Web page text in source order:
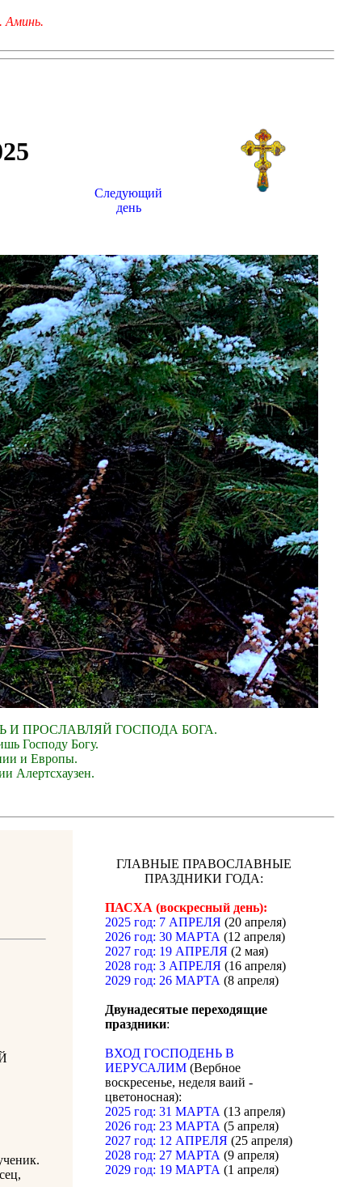
Аминь.
Следующий
день
И ПРОСЛАВЛЯЙ ГОСПОДА БОГА.
Господу Богу.
и Европы.
Алертсхаузен.
ГЛАВНЫЕ ПРАВОСЛАВНЫЕ
ПРАЗДНИКИ ГОДА:
ПАСХА (воскресный день):
2025 год: 7 АПРЕЛЯ (20 апреля)
2026 год: 30 МАРТА (12 апреля)
2027 год: 19 АПРЕЛЯ (2 мая)
2028 год: 3 АПРЕЛЯ (16 апреля)
2029 год: 26 МАРТА (8 апреля)
Двунадесятые переходящие
праздники:
ВХОД ГОСПОДЕНЬ В
ИЕРУСАЛИМ (Вербное
воскресенье, неделя ваий -
цветоносная):
2025 год: 31 МАРТА (13 апреля)
2026 год: 23 МАРТА (5 апреля)
2027 год: 12 АПРЕЛЯ (25 апреля)
2028 год: 27 МАРТА (9 апреля)
2029 год: 19 МАРТА (1 апреля)